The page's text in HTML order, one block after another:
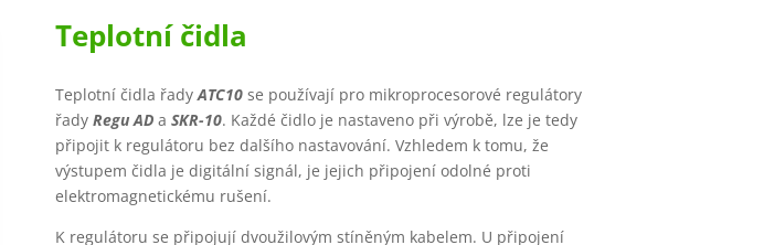
Teplotní čidla
Teplotní čidla řadyATC10se používají pro mikroprocesorové regulátory
řady Regu ADa SKR-10. Každé čidlo je nastaveno při výrobě, lze je tedy
připojit k regulátoru bez dalšího nastavování. Vzhledem k tomu, že
výstupem čidla je digitální signál, je jejich připojení odolné proti
elektromagnetickému rušení.
K regulátoru se připojují dvoužilovým stíněným kabelem. U připojení